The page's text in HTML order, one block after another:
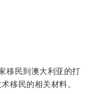
移民到澳大利亚的打
移民的相关材料。